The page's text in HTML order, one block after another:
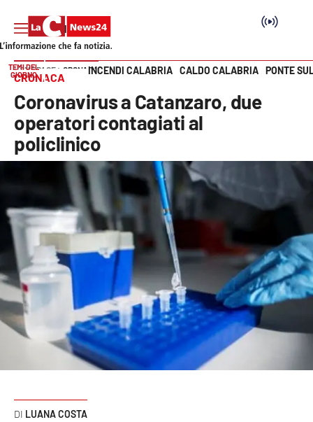
Cronaca
Attualità
Economia e lavoro
Italia Mondo
Sanità
Vai
TEMI DEL
GIORNO
INCENDI CALABRIA CALDO CALABRIA PONTE
HOME PAGE CRONACA
CRONACA
Coronavirus a Catanzaro, due
operatori contagiati al
policlinico
LUANA COSTA